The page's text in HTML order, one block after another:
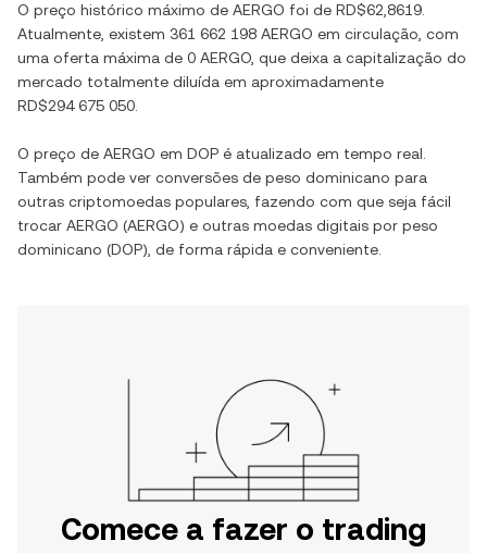
O preço histórico máximo de AERGO foi de RD$62,8619
Atualmente, existem 361 662 198 AERGO em circulação, com
uma oferta máxima de 0 AERGO , que deixa a capitalização do
mercado totalmente diluída em aproximadamente
RD$294 675 050
O preço de AERGO em DOP é atualizado em tempo real.
Também pode ver conversões de peso dominicano para
outras criptomoedas populares, fazendo com que seja fácil
trocar AERGO (AERGO) e outras moedas digitais por peso
dominicano (DOP), de forma rápida e conveniente.
Comece a fazer o trading